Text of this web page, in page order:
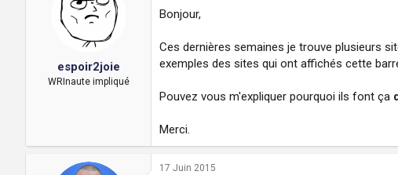
u
d
d
b
u
espoir2joie
WRInaute impliqué
Bonjour,
Ces dernières semaines je trouve plusieurs
exemples des sites qui ont affichés cette
Pouvez vous m'expliquer pourquoi ils font ça
Merci.
17 Juin 2015